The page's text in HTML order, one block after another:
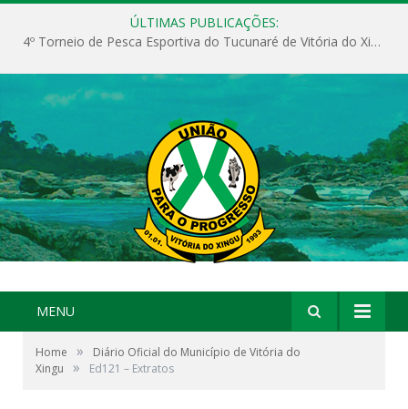
ÚLTIMAS PUBLICAÇÕES:
4º Torneio de Pesca Esportiva do Tucunaré de Vitória do Xingu
MENU
Home »
Diário Oficial do Município de Vitória do
Xingu
» Ed121 – Extratos